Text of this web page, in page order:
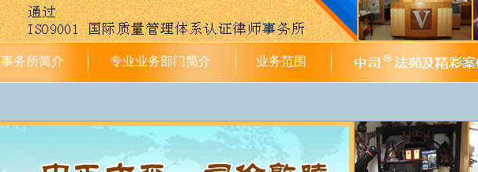
事务所简介 专业业务部门简介 业务范围